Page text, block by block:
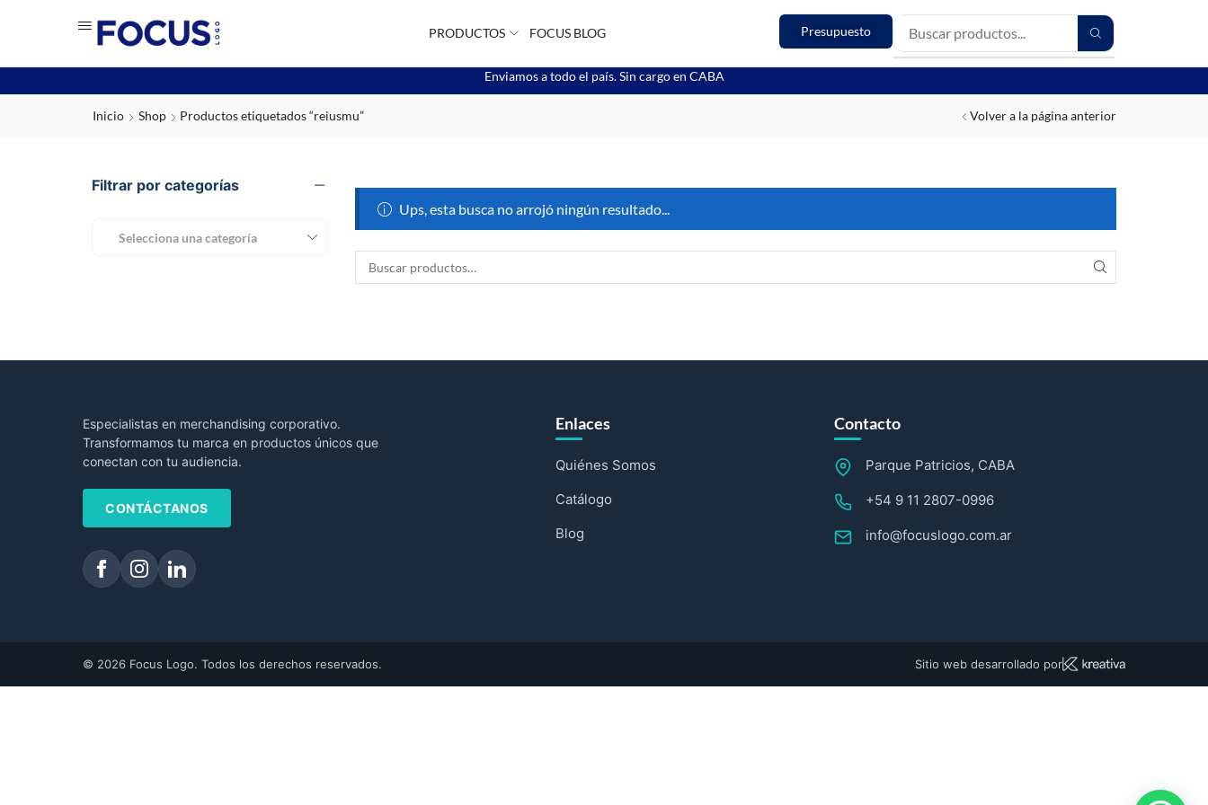
PRODUCTOS FOCUS BLOG Presupuesto
Enviamos a todo el país. Sin cargo en CABA
Inicio Shop Productos etiquetados “reiusmu” Volver a la página anterior
Filtrar por categorías
Selecciona una categoría
Ups, esta busca no arrojó ningún resultado...
Especialistas en merchandising corporativo.
Transformamos tu marca en productos únicos que
conectan con tu audiencia.
CONTÁCTANOS
Enlaces
Quiénes Somos
Catálogo
Blog
Contacto
Parque Patricios, CABA
+54 9 11 2807-0996
info@focuslogo.com.ar
© 2026 Focus Logo. Todos los derechos reservados. Sitio web desarrollado por